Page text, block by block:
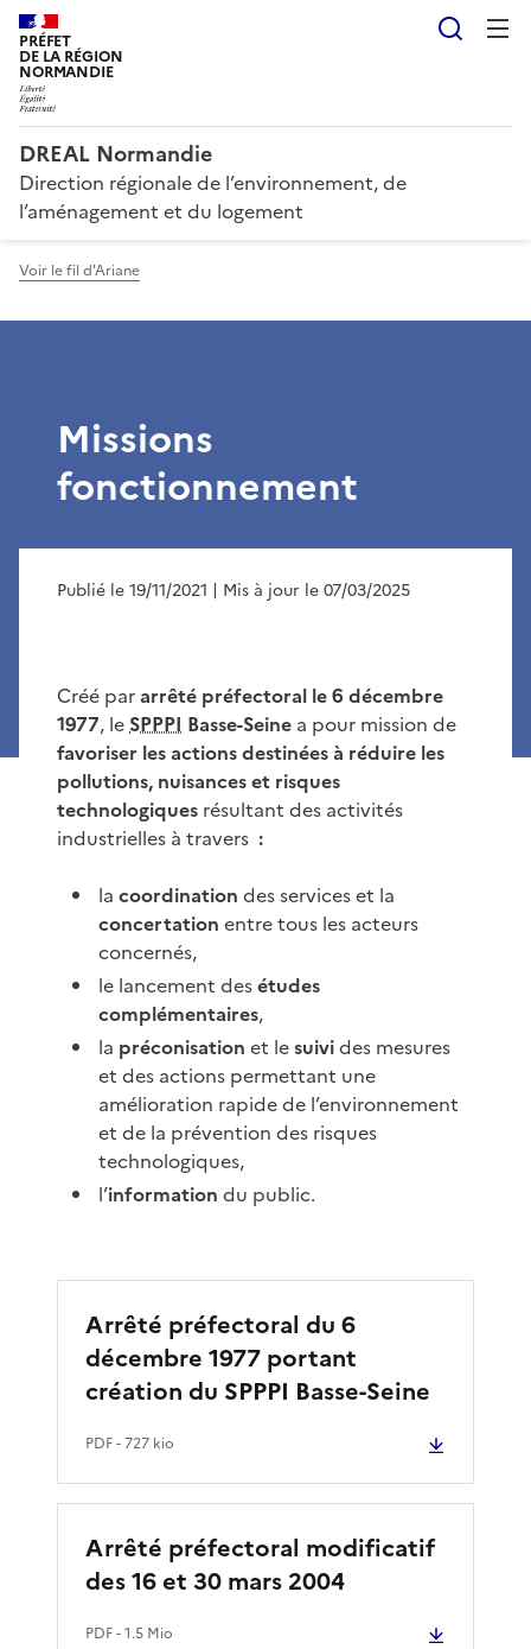
PRÉFET
DE LA RÉGION
NORMANDIE
DREAL Normandie
Direction régionale de l’environnement, de
l’aménagement et du logement
Voir le fil d'Ariane
Missions
fonctionnement
Publié le 19/11/2021 | Mis à jour le 07/03/2025
Créé pararrêté préfectoral le 6 décembre
1977, le SPPPI Basse-Seine a pour mission de
favoriser les actions destinées à réduire les
pollutions, nuisances et risques
technologiques résultant des activités
industrielles à travers :
lacoordination des services et la
concertation entre tous les acteurs
concernés,
le lancement desétudes
complémentaires,
la préconisation et lesuivides mesures
et des actions permettant une
amélioration rapide de l’environnement
et de la prévention des risques
technologiques,
l’information du public.
Arrêté préfectoral du 6
décembre 1977 portant
création du SPPPI Basse-Seine
PDF- 727 kio
Arrêté préfectoral modificatif
des 16 et 30 mars 2004
PDF- 1.5 Mio